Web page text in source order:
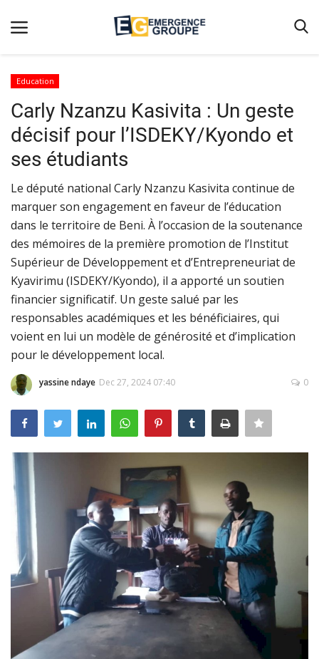
Accueil
Contact
Emergence
Galerie
Terms & Conditions
Nos Publications
Magazine
Nos Videos
Partenaires
Connexion
Education
Carly Nzanzu Kasivita : Un geste
décisif pour l’ISDEKY/Kyondo et
ses étudiants
Le député national Carly Nzanzu Kasivita continue de
marquer son engagement en faveur de l’éducation
dans le territoire de Beni. À l’occasion de la soutenance
des mémoires de la première promotion de l’Institut
Supérieur de Développement et d’Entrepreneuriat de
Kyavirimu (ISDEKY/Kyondo), il a apporté un soutien
financier significatif. Un geste salué par les
responsables académiques et les bénéficiaires, qui
voient en lui un modèle de générosité et d’implication
pour le développement local.
yassine ndaye Dec 27, 2024 07:40 0